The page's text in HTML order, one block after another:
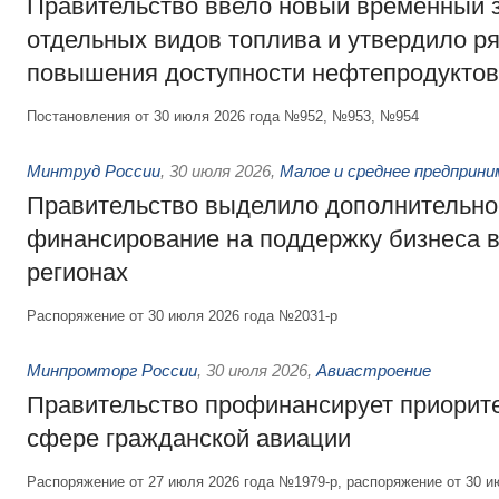
Правительство ввело новый временный
отдельных видов топлива и утвердило
повышения доступности нефтепродуктов
Постановления от 30 июля 2026 года №952, №953, №954
Минтруд России, 30 июля 2026, Малое и среднее
Правительство выделило
финансирование на поддержку бизнеса
регионах
Распоряжение от 30 июля 2026 года №2031-р
Минпромторг России, 30 июля 2026, Авиастроение
Правительство профинансирует
сфере гражданской авиации
Распоряжение от 27 июля 2026 года №1979-р, распоряжение от 30